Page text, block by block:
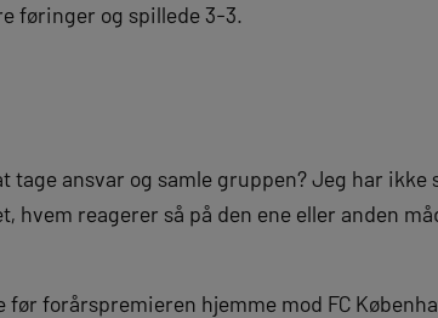
føringer og spillede 3-3.
tage ansvar og samle gruppen? Jeg har
hvem reagerer så på den ene eller anden
før forårspremieren hjemme mod FC